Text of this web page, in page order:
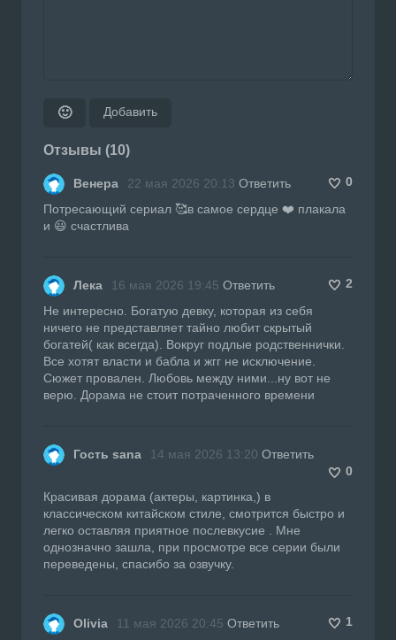
🙂 Добавить
Отзывы (10)
Венера 22 мая 2026 20:13 Ответить
0
Потресающий сериал 🥰в самое сердце ❤️ плакала
и 😃 счастлива
Лека 16 мая 2026 19:45 Ответить
2
Не интересно. Богатую девку, которая из себя
ничего не представляет тайно любит скрытый
богатей( как всегда). Вокруг подлые родственнички.
Все хотят власти и бабла и жгг не исключение.
Сюжет провален. Любовь между ними...ну вот не
верю. Дорама не стоит потраченного времени
Гость sana 14 мая 2026 13:20 Ответить
0
Красивая дорама (актеры, картинка,) в
классическом китайском стиле, смотрится быстро и
легко оставляя приятное послевкусие . Мне
однозначно зашла, при просмотре все серии были
переведены, спасибо за озвучку.
Oliviа 11 мая 2026 20:45 Ответить
1